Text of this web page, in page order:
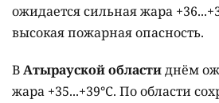
ожидается сильная жара
высокая пожарная опасность.
ВАтырауской областиднём
жара +35...+39°C. По области